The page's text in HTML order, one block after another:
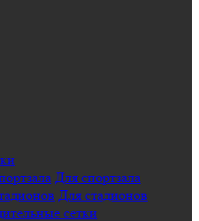
Для спортзала
Для стадионов